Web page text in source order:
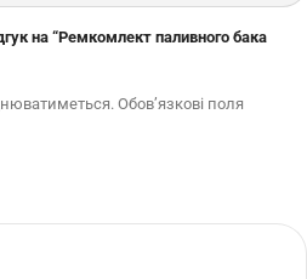
на “Ремкомлект паливного бака
Обов’язкові поля